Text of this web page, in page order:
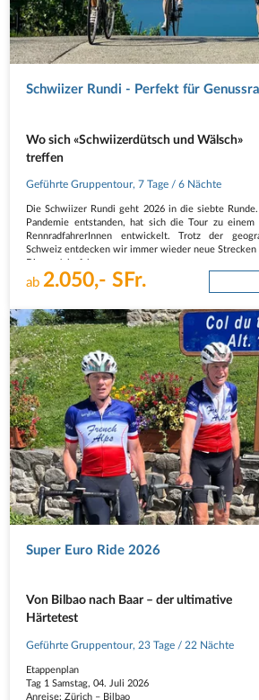
Schwiizer Rundi - Perfekt für
Wo sich «Schwiizerdütsch und Wälsch»
treffen
Geführte Gruppentour,7 Tage / 6 Nächte
Die Schwiizer Rundi geht 2026 in die siebte
Pandemie entstanden, hat sich die Tour zu
RennradfahrerInnen entwickelt. Trotz der
Schweiz entdecken wir immer wieder neue Strecken
ab2.050,- SFr.
Super Euro Ride 2026
Von Bilbao nach Baar – der ultimative
Härtetest
Geführte Gruppentour,23 Tage / 22 Nächte
Etappenplan
Tag 1 Samstag, 04. Juli 2026
Anreise: Zürich – Bilbao